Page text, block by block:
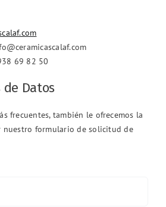
ceramicascalaf.com
69 82 50
de Datos
frecuentes, también le ofrecemos la
formulario de solicitud de